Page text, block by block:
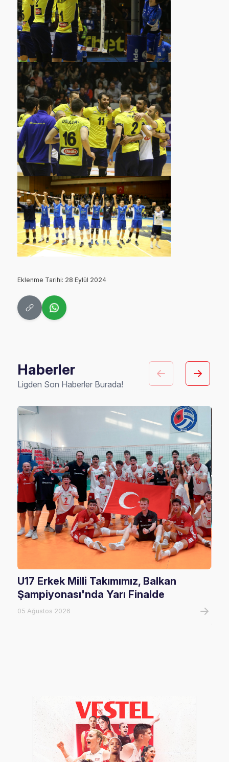
Eklenme Tarihi: 28 Eylül 2024
U17 Erkek Milli Takımımız, Balkan
Şampiyonası'nda Yarı Finalde
05 Ağustos 2026